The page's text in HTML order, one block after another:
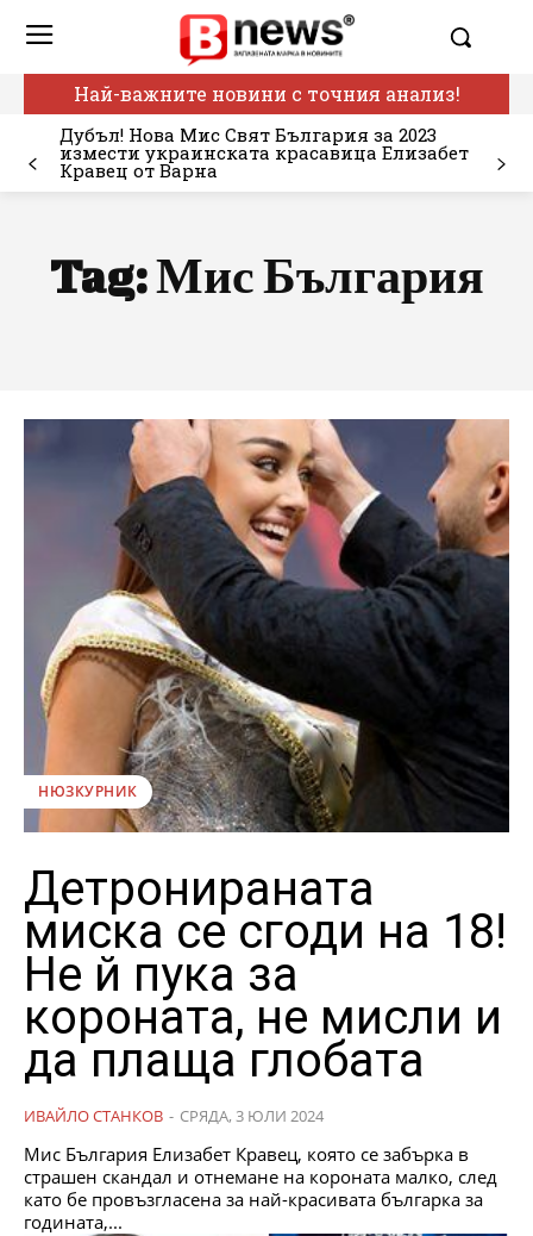
Най-важните новини с точния анализ!
Дубъл! Нова Мис Свят България за 2023
измести украинската красавица Елизабет
Кравец от Варна
Tag:Мис България
НЮЗКУРНИК
Детронираната
миска се сгоди на 18!
Не й пука за
короната, не мисли и
да плаща глобата
ИВАЙЛО СТАНКОВ - СРЯДА, 3 ЮЛИ 2024
Мис България Елизабет Кравец, която се забърка в
страшен скандал и отнемане на короната малко, след
като бе провъзгласена за най-красивата българка за
годината,...